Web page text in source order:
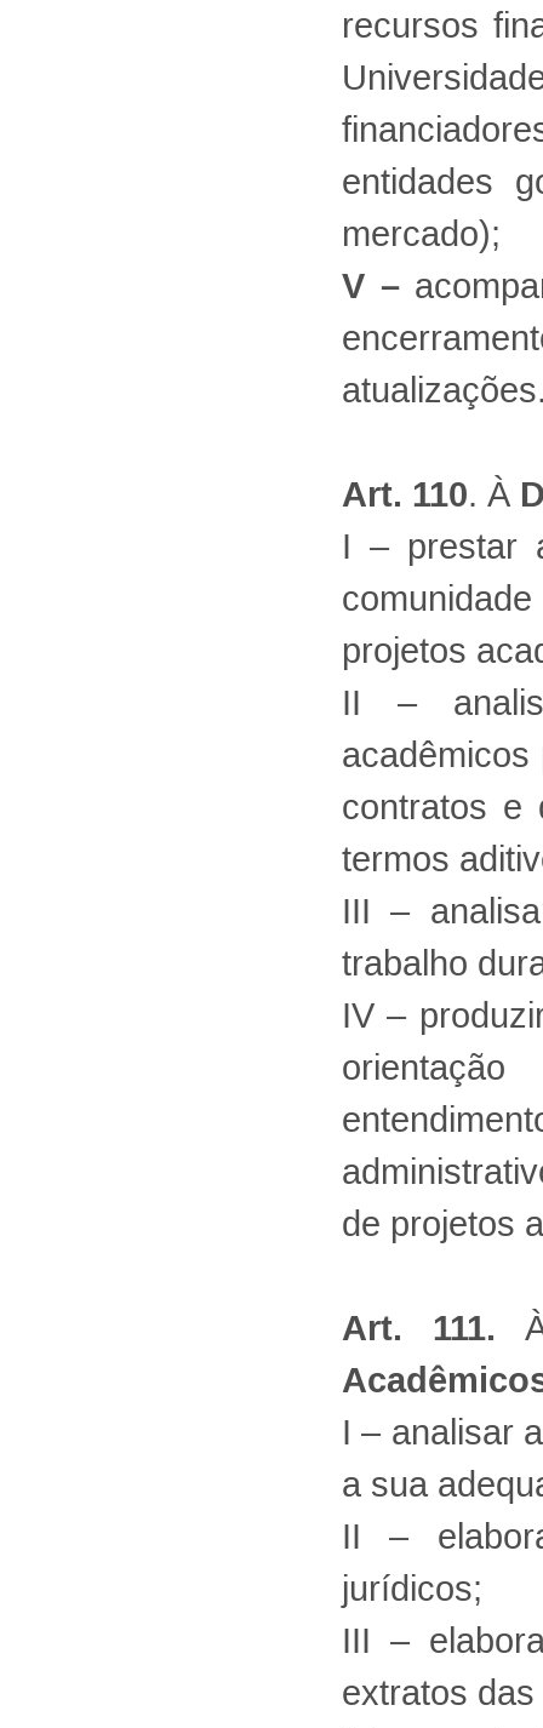
recursos
entidades
mercado);
V –
Art. 110. À
I – prestar
projetos
II –
acadêmicos
contratos e
termos
III –
trabalho
IV –
de projetos
Art. 111.
I – analisar
a sua
II –
jurídicos;
III –
extratos